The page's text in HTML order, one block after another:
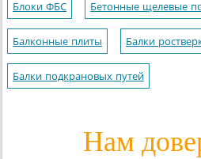
Блоки ФБС Бетонные щелевые
Балконные плиты Балки
Балки подкрановых путей
Нам